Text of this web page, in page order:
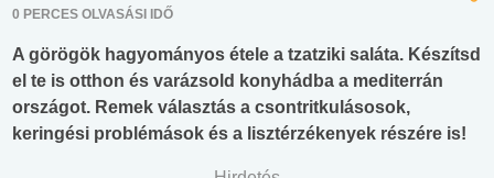
0 PERCES OLVASÁSI IDŐ
A görögök hagyományos étele a tzatziki saláta. Készítsd
el te is otthon és varázsold konyhádba a mediterrán
országot. Remek választás a csontritkulásosok,
keringési problémások és a lisztérzékenyek részére is!